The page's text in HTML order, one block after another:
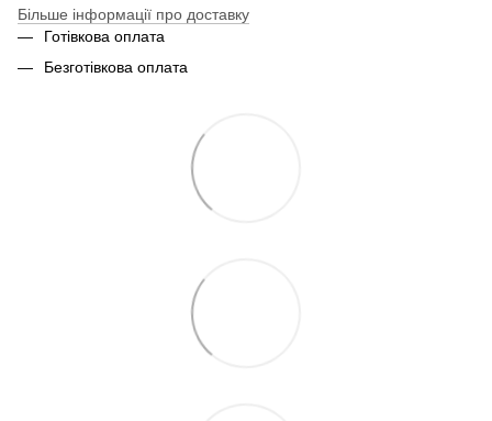
Більше інформації про доставку
Готівкова оплата
Безготівкова оплата